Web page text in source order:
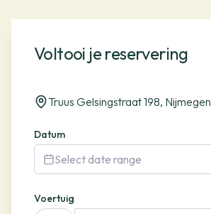
Voltooi je reservering
Truus Gelsingstraat 198, Nijmegen
Datum
Select date range
Voertuig